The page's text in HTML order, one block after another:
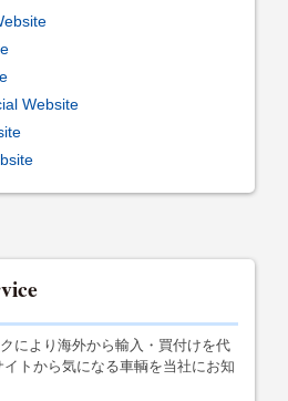
Website
により海外から輸入・買付けを代
トから気になる車輌を当社にお知